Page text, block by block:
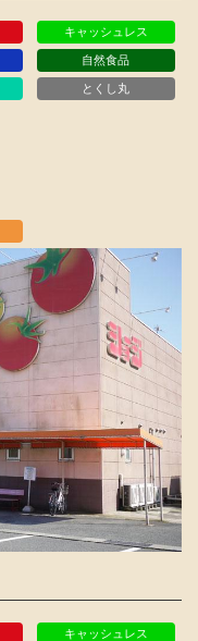
キャッシュレス
自然食品
とくし丸
キャッシュレス